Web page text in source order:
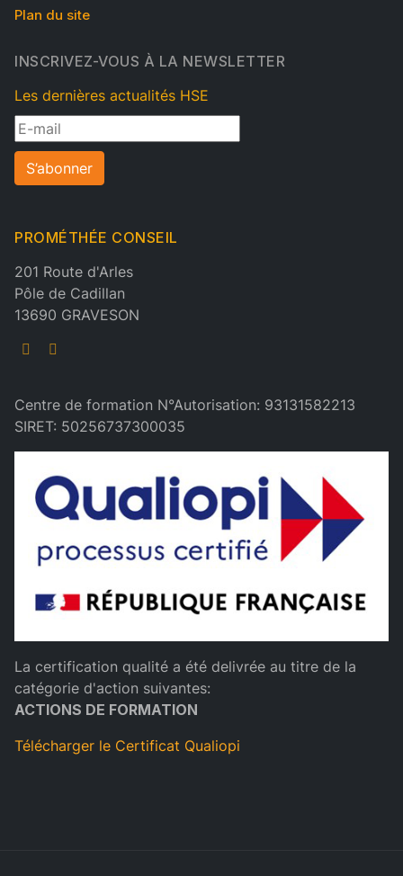
Plan du site
INSCRIVEZ-VOUS À LA NEWSLETTER
Les dernières actualités HSE
S’abonner
PROMÉTHÉE CONSEIL
201 Route d'Arles
Pôle de Cadillan
13690 GRAVESON
Centre de formation N°Autorisation: 93131582213
SIRET: 50256737300035
La certification qualité a été delivrée au titre de la
catégorie d'action suivantes:
ACTIONS DE FORMATION
Télécharger le Certificat Qualiopi